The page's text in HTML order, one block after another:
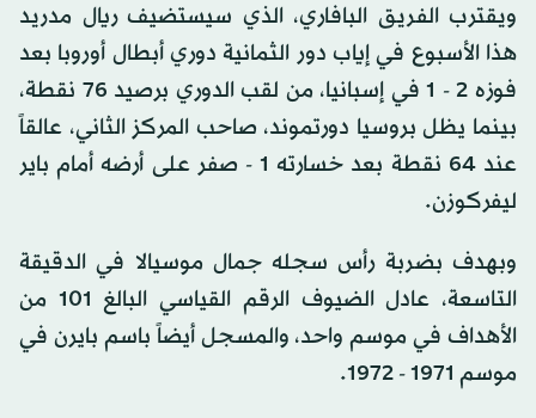
ويقترب الفريق البافاري، الذي سيستضيف ريال مدريد
هذا الأسبوع في إياب دور الثمانية دوري أبطال أوروبا بعد
فوزه 2 - 1 في إسبانيا، من لقب الدوري برصيد 76 نقطة،
بينما يظل بروسيا دورتموند، صاحب المركز الثاني، عالقاً
عند 64 نقطة بعد خسارته 1 - صفر على أرضه أمام باير
ليفركوزن.
وبهدف بضربة رأس سجله جمال موسيالا في الدقيقة
التاسعة، عادل الضيوف الرقم القياسي البالغ 101 من
الأهداف في موسم واحد، والمسجل أيضاً باسم بايرن في
موسم 1971 - 1972.